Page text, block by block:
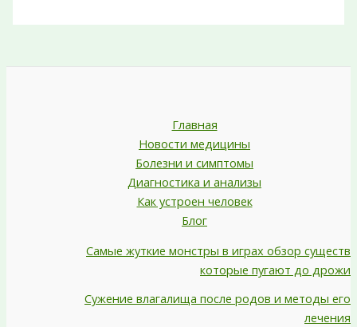
Главная
Новости медицины
Болезни и симптомы
Диагностика и анализы
Как устроен человек
Блог
Самые жуткие монстры в играх обзор существ
которые пугают до дрожи
Сужение влагалища после родов и методы его
лечения